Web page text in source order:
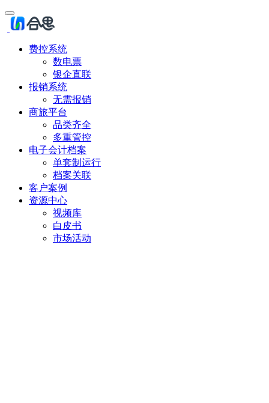
费控系统
数电票
银企直联
报销系统
无需报销
商旅平台
品类齐全
多重管控
电子会计档案
单套制运行
档案关联
客户案例
资源中心
视频库
白皮书
市场活动